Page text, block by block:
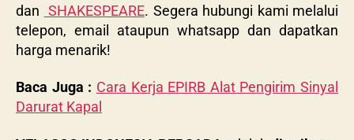
dan SHAKESPEARE. Segera hubungi kami melalui
telepon, email ataupun whatsapp dan dapatkan
harga menarik!
Baca Juga : Cara Kerja EPIRB Alat Pengirim Sinyal
Darurat Kapal